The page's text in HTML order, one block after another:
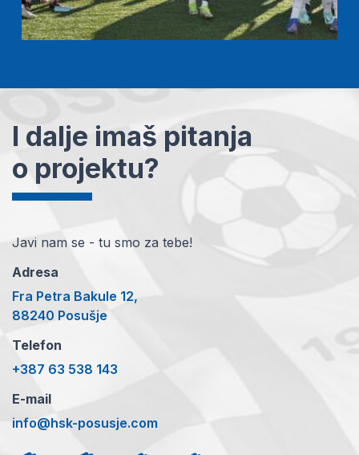
I dalje imaš pitanja
o projektu?
Javi nam se - tu smo za tebe!
Adresa
Fra Petra Bakule 12,
88240 Posušje
Telefon
+387 63 538 143
E-mail
info@hsk-posusje.com